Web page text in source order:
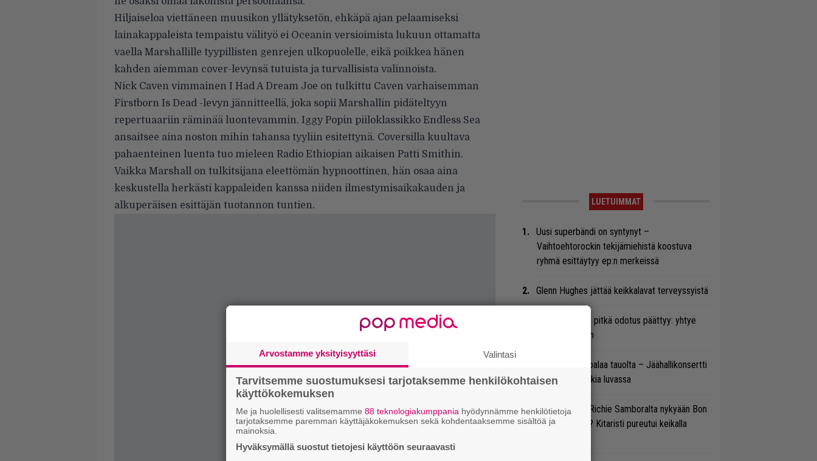
Hiljaiseloa viettäneen muusikon yllätyksetön, ehkäpä ajan pelaamiseksi
lainakappaleista tempaistu välityö ei Oceanin versioimista lukuun ottamatta
vaella Marshallille tyypillisten genrejen ulkopuolelle, eikä poikkea hänen
kahden aiemman cover-levynsä tutuista ja turvallisista valinnoista.
Nick Caven vimmainen I Had A Dream Joe on tulkittu Caven varhaisemman
Firstborn Is Dead -levyn jännitteellä, joka sopii Marshallin pidäteltyyn
repertuaariin räminää luontevammin. Iggy Popin piiloklassikko Endless Sea
ansaitsee aina noston mihin tahansa tyyliin esitettynä. Coversilla kuultava
pahaenteinen luenta tuo mieleen Radio Ethiopian aikaisen Patti Smithin.
Vaikka Marshall on tulkitsijana eleettömän hypnoottinen, hän osaa aina
keskustella herkästi kappaleiden kanssa niiden ilmestymisaikakauden ja
alkuperäisen esittäjän tuotannon tuntien.
LUETUIMMAT
Uusi superbändi on syntynyt –
Vaihtoehtorockin tekijämiehistä koostuva
ryhmä esittäytyy ep:n merkeissä
Glenn Hughes jättää keikkalavat terveyssyistä
Weezer-fanien pitkä odotus päättyy: yhtye
tulee Suomeen
Blind Channel palaa tauolta – Jäähallikonsertti
ja uutta musiikkia luvassa
Miten sujuvat Richie Samboralta nykyään Bon
Jovi -hommat? Kitaristi pureutui keikalla
Arvostamme yksityisyyttäsi Valintasi
Tarvitsemme suostumuksesi tarjotaksemme henkilökohtaisen
käyttökokemuksen
Me ja huolellisesti valitsemamme 88 teknologiakumppania hyödynnämme henkilötietoja
tarjotaksemme paremman käyttäjäkokemuksen sekä kohdentaaksemme sisältöä ja
mainoksia.
Hyväksymällä suostut tietojesi käyttöön seuraavasti